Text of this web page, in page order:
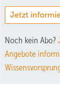
Jetzt
Noch kein Abo?
Angebote